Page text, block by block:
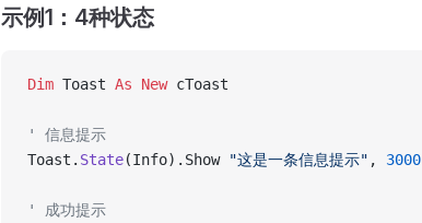
示例1：4种状态
Dim Toast As New cToast
' 信息提示
Toast. State(Info).Show "这是一条信息提示" , 3000
' 成功提示